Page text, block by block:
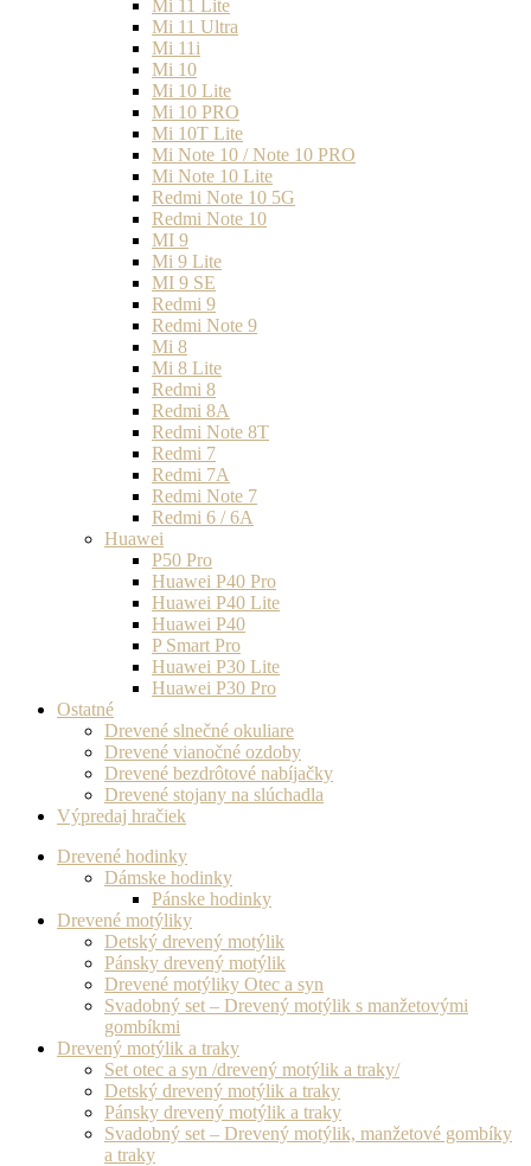
Mi 11 Lite
Mi 11 Ultra
Mi 11i
Mi 10
Mi 10 Lite
Mi 10 PRO
Mi 10T Lite
Mi Note 10 / Note 10 PRO
Mi Note 10 Lite
Redmi Note 10 5G
Redmi Note 10
MI 9
Mi 9 Lite
MI 9 SE
Redmi 9
Redmi Note 9
Mi 8
Mi 8 Lite
Redmi 8
Redmi 8A
Redmi Note 8T
Redmi 7
Redmi 7A
Redmi Note 7
Redmi 6 / 6A
Huawei
P50 Pro
Huawei P40 Pro
Huawei P40 Lite
Huawei P40
P Smart Pro
Huawei P30 Lite
Huawei P30 Pro
Ostatné
Drevené slnečné okuliare
Drevené vianočné ozdoby
Drevené bezdrôtové nabíjačky
Drevené stojany na slúchadla
Výpredaj hračiek
Drevené hodinky
Dámske hodinky
Pánske hodinky
Drevené motýliky
Detský drevený motýlik
Pánsky drevený motýlik
Drevené motýliky Otec a syn
Svadobný set – Drevený motýlik s manžetovými
gombíkmi
Drevený motýlik a traky
Set otec a syn /drevený motýlik a traky/
Detský drevený motýlik a traky
Pánsky drevený motýlik a traky
Svadobný set – Drevený motýlik, manžetové gombíky
a traky